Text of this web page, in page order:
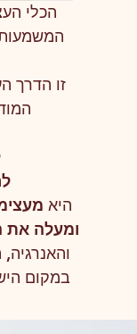
הכלי
זו הדרך
היא
ומעלה את
במקום